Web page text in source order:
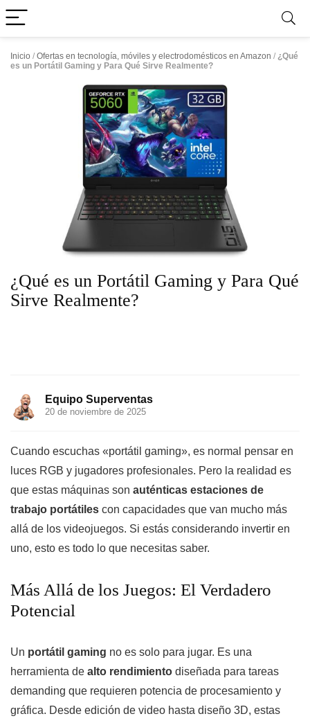
Inicio / Ofertas en tecnología, móviles y electrodomésticos en Amazon / ¿Qué
es un Portátil Gaming y Para Qué Sirve Realmente?
¿Qué es un Portátil Gaming y Para Qué
Sirve Realmente?
Equipo Superventas
20 de noviembre de 2025
Cuando escuchas «portátil gaming», es normal pensar en
luces RGB y jugadores profesionales. Pero la realidad es
que estas máquinas son auténticas estaciones de
trabajo portátiles con capacidades que van mucho más
allá de los videojuegos. Si estás considerando invertir en
uno, esto es todo lo que necesitas saber.
Más Allá de los Juegos: El Verdadero
Potencial
Un portátil gaming no es solo para jugar. Es una
herramienta de alto rendimiento diseñada para tareas
demanding que requieren potencia de procesamiento y
gráfica. Desde edición de video hasta diseño 3D, estas